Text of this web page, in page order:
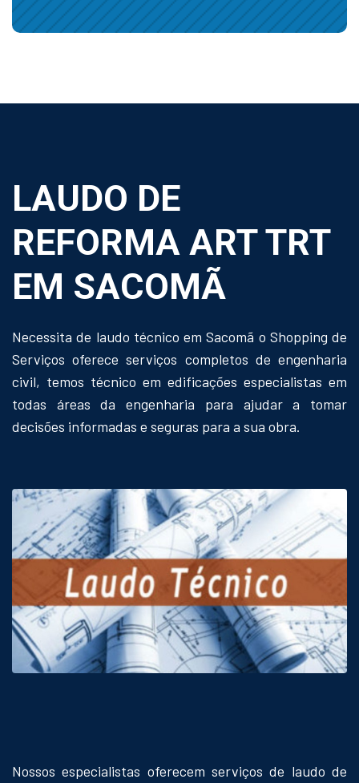
LAUDO DE
REFORMA ART TRT
EM SACOMÃ
Necessita de laudo técnico em Sacomã o Shopping de
Serviços oferece serviços completos de engenharia
civil, temos técnico em edificações especialistas em
todas áreas da engenharia para ajudar a tomar
decisões informadas e seguras para a sua obra.
Nossos especialistas oferecem serviços de laudo de